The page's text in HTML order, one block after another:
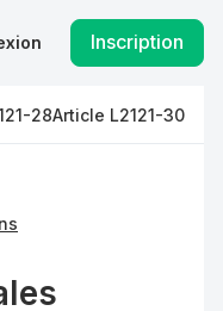
Inscription
28Article L2121-30